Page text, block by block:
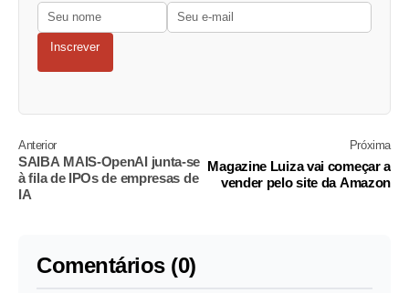
Inscrever
Anterior
SAIBA MAIS-OpenAI junta-se
à fila de IPOs de empresas de
IA
Próxima
Magazine Luiza vai começar a
vender pelo site da Amazon
Comentários (0)